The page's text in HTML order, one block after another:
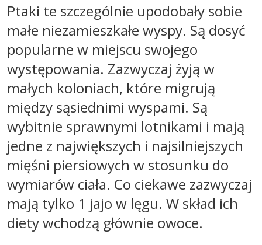
Ptaki te szczególnie upodobały sobie
małe niezamieszkałe wyspy. Są dosyć
popularne w miejscu swojego
występowania. Zazwyczaj żyją w
małych koloniach, które migrują
między sąsiednimi wyspami. Są
wybitnie sprawnymi lotnikami i mają
jedne z największych i najsilniejszych
mięśni piersiowych w stosunku do
wymiarów ciała. Co ciekawe zazwyczaj
mają tylko 1 jajo w lęgu. W skład ich
diety wchodzą głównie owoce.